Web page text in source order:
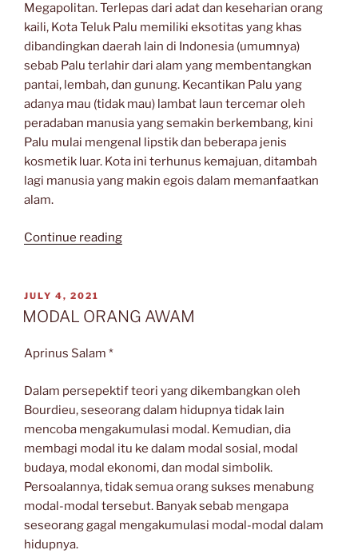
Megapolitan. Terlepas dari adat dan keseharian orang
kaili, Kota Teluk Palu memiliki eksotitas yang khas
dibandingkan daerah lain di Indonesia (umumnya)
sebab Palu terlahir dari alam yang membentangkan
pantai, lembah, dan gunung. Kecantikan Palu yang
adanya mau (tidak mau) lambat laun tercemar oleh
peradaban manusia yang semakin berkembang, kini
Palu mulai mengenal lipstik dan beberapa jenis
kosmetik luar. Kota ini terhunus kemajuan, ditambah
lagi manusia yang makin egois dalam memanfaatkan
alam.
Continue reading“MORA’ATANA
POSTED
ON
JULY 4, 2021
MODAL ORANG AWAM
Aprinus Salam *
Dalam persepektif teori yang dikembangkan oleh
Bourdieu, seseorang dalam hidupnya tidak lain
mencoba mengakumulasi modal. Kemudian, dia
membagi modal itu ke dalam modal sosial, modal
budaya, modal ekonomi, dan modal simbolik.
Persoalannya, tidak semua orang sukses menabung
modal-modal tersebut. Banyak sebab mengapa
seseorang gagal mengakumulasi modal-modal dalam
hidupnya.